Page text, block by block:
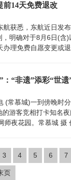
前14天免费退改
航获悉，东航近日发
明确对于8月6日(含)
理免费自愿变更或退
：“非遗”添彩“世
(常慕城)一到傍晚时
的游客竞相打卡知名
师夜花园。常慕城 摄
3 4 5 6 7
页